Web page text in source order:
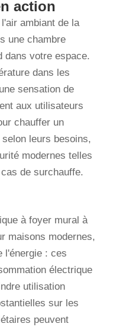
action
ambiant de la
une chambre
dans votre espace.
dans les
sensation de
aux utilisateurs
chauffer un
leurs besoins,
modernes telles
de surchauffe.
à foyer mural à
maisons modernes,
l'énergie : ces
électrique
utilisation
sur les
peuvent